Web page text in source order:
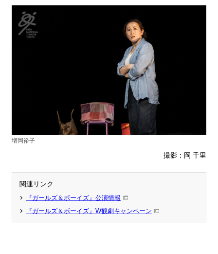
増岡裕子
撮影：岡 千里
関連リンク
『ガールズ＆ボーイズ』公演情報
『ガールズ＆ボーイズ』W観劇キャンペーン